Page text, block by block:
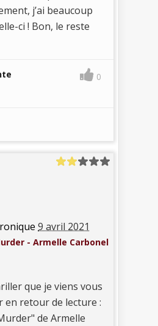
j’ai beaucoup
ci ! Bon, le reste
0
9 avril 2021
- Armelle Carbonel
que je viens vous
en retour de lecture :
de Armelle